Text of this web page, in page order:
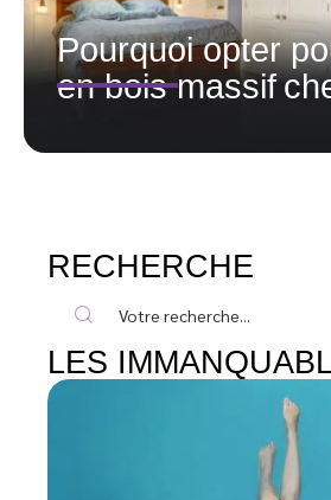
Pourquoi opter
en bois massif
RECHERCHE
LES